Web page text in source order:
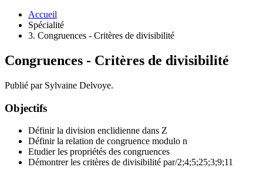
Accueil
Spécialité
3. Congruences - Critères de divisibilité
Congruences - Critères de divisibilité
Publié par Sylvaine Delvoye.
Objectifs
Définir la division enclidienne dans Z
Définir la relation de congruence modulo n
Etudier les propriétés des congruences
Démontrer les critères de divisibilité par/2;4;5;25;3;9;11